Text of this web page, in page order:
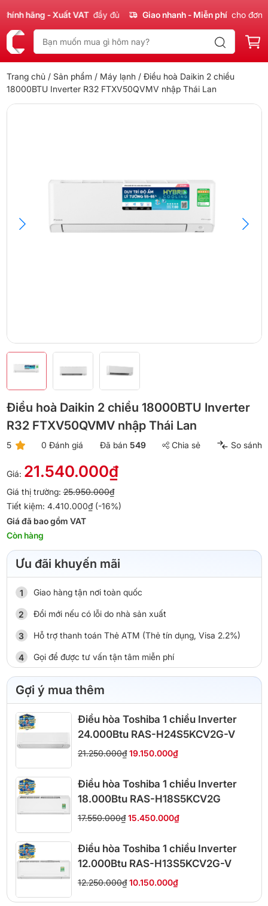
hãng - Xuất VAT đầy đủ Giao nhanh - Miễn phí cho đơn
Trang chủ / Sản phẩm / Máy lạnh / Điều hoà Daikin 2 chiều
18000BTU Inverter R32 FTXV50QVMV nhập Thái Lan
Điều hoà Daikin 2 chiều 18000BTU Inverter
R32 FTXV50QVMV nhập Thái Lan
5 0 Đánh giá Đã bán 549 Chia sẻ So sánh
Giá: 21.540.000₫
Giá thị trường:25.950.000₫
Tiết kiệm: 4.410.000₫ (-16%)
Giá đã bao gồm VAT
Còn hàng
Ưu đãi khuyến mãi
Giao hàng tận nơi toàn quốc
Đổi mới nếu có lỗi do nhà sản xuất
Hỗ trợ thanh toán Thẻ ATM (Thẻ tín dụng, Visa 2.2%)
Gọi để được tư vấn tận tâm miễn phí
Gợi ý mua thêm
Điều hòa Toshiba 1 chiều Inverter
24.000Btu RAS-H24S5KCV2G-V
21.250.000₫ 19.150.000₫
Điều hòa Toshiba 1 chiều Inverter
18.000Btu RAS-H18S5KCV2G
17.550.000₫ 15.450.000₫
Điều hòa Toshiba 1 chiều Inverter
12.000Btu RAS-H13S5KCV2G-V
12.250.000₫ 10.150.000₫